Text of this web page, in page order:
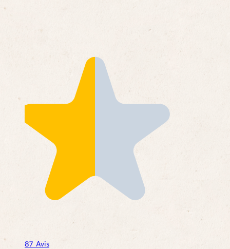
87 Avis